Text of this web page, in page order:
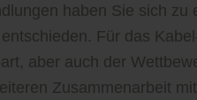
haben Sie sich
Für das
aber auch der
Zusammenarbeit